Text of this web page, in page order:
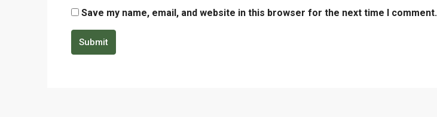
Save my name, email, and website in this browser for the next time I comment.
Submit